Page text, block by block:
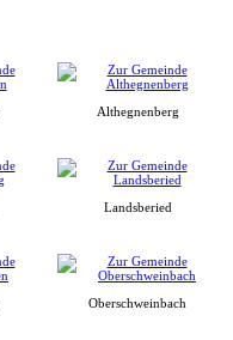
Althegnenberg
Landsberied
Oberschweinbach